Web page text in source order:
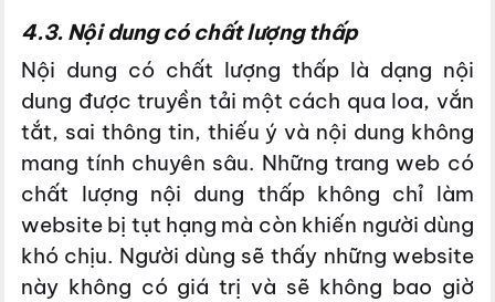
4.3. Nội dung có chất lượng thấp
Nội dung có chất lượng thấp là dạng nội
dung được truyền tải một cách qua loa, vắn
tắt, sai thông tin, thiếu ý và nội dung không
mang tính chuyên sâu. Những trang web có
chất lượng nội dung thấp không chỉ làm
website bị tụt hạng mà còn khiến người dùng
khó chịu. Người dùng sẽ thấy những website
này không có giá trị và sẽ không bao giờ